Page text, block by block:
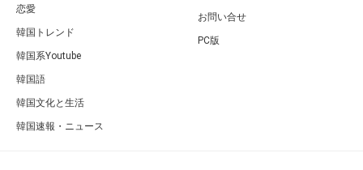
恋愛
韓国トレンド
韓国系Youtube
韓国語
韓国文化と生活
韓国速報・ニュース
お問い合せ
PC版